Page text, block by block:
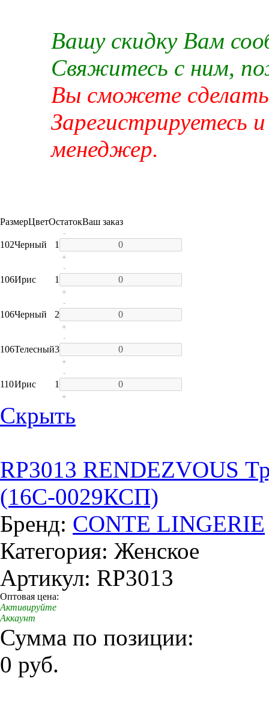
Вашу скидку Вам
Свяжитесь с ним,
Вы сможете сделать
Зарегистрируетесь
менеджер.
РазмерЦветОстатокВаш заказ
102Черный 1
-
+
106Ирис 1
-
+
106Черный 2
-
+
106Телесный3
-
+
110Ирис 1
-
+
Скрыть
RP3013 RENDEZVOUS
(16С-0029КСП)
Бренд: CONTE LINGERIE
Категория: Женское
Артикул: RP3013
Оптовая цена:
Активируйте
Аккаунт
Сумма по позиции:
0 руб.